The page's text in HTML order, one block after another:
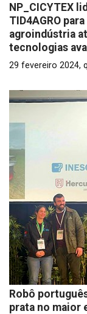
NP_CICYTEX
TID4AGRO
agroindústria
tecnologias
29 fevereiro 2024,
Robô
prata no maior